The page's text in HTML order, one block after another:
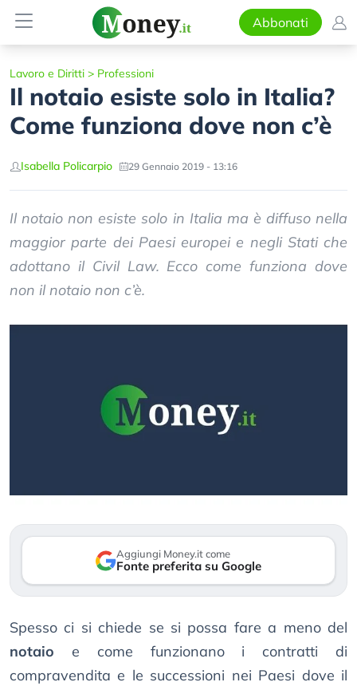
Abbonati
Lavoro e Diritti > Professioni
Il notaio esiste solo in Italia?
Come funziona dove non c’è
Isabella Policarpio 29 Gennaio 2019 - 13:16
Il notaio non esiste solo in Italia ma è diffuso nella
maggior parte dei Paesi europei e negli Stati che
adottano il Civil Law. Ecco come funziona dove
non il notaio non c’è.
Aggiungi Money.it come
Fonte preferita su Google
Spesso ci si chiede se si possa fare a meno del
notaio e come funzionano i contratti di
compravendita e le successioni nei Paesi dove il